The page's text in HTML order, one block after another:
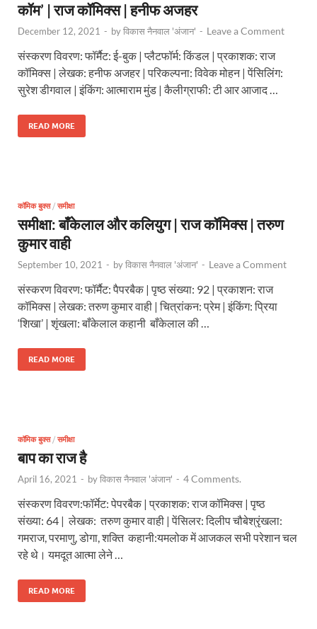
कॉम’ | राज कॉमिक्स | हनीफ अजहर
December 12, 2021 - byविकास नैनवाल 'अंजान' - Leave a Comment
संस्करण विवरण: फॉर्मैट: ई-बुक | प्लैटफॉर्म: किंडल | प्रकाशक: राज
कॉमिक्स | लेखक: हनीफ अजहर | परिकल्पना: विवेक मोहन | पेंसिलिंग:
सुरेश डीगवाल | इंकिंग: आत्माराम मुंड | कैलीग्राफी: टी आर आजाद …
READ MORE
कॉमिक बुक्स/ समीक्षा
समीक्षा: बाँकेलाल और कलियुग | राज कॉमिक्स | तरुण
कुमार वाही
September 10, 2021 - byविकास नैनवाल 'अंजान' - Leave a Comment
संस्करण विवरण: फॉर्मैट: पैपरबैक | पृष्ठ संख्या: 92 | प्रकाशन: राज
कॉमिक्स | लेखक: तरुण कुमार वाही | चित्रांकन: प्रेम | इंकिंग: प्रिया
‘शिखा’ | शृंखला: बाँकेलाल कहानी बाँकेलाल की …
READ MORE
कॉमिक बुक्स/ समीक्षा
बाप का राज है
April 16, 2021 - byविकास नैनवाल 'अंजान' - 4 Comments.
संस्करण विवरण:फॉर्मेट: पेपरबैक | प्रकाशक: राज कॉमिक्स | पृष्ठ
संख्या: 64 | लेखक: तरुण कुमार वाही | पेंसिलर: दिलीप चौबेश्रृंखला:
गमराज, परमाणु, डोगा, शक्ति कहानी:यमलोक में आजकल सभी परेशान चल
रहे थे। यमदूत आत्मा लेने …
READ MORE